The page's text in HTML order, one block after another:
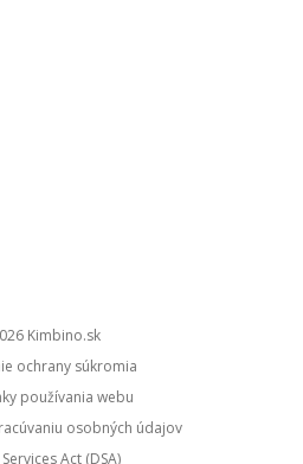
kimbino.sk
ochrany súkromia
používania webu
osobných údajov
Act (DSA)